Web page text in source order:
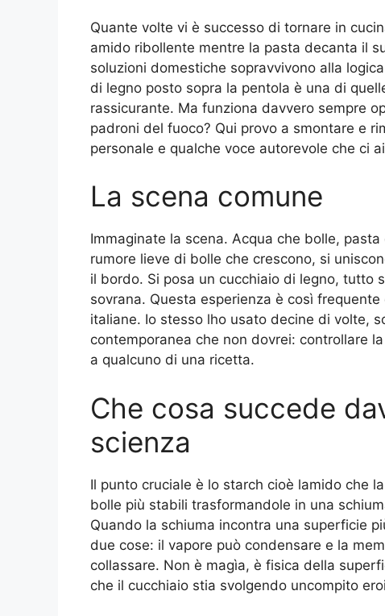
Quante volte vi è successo di tornare in
amido ribollente mentre la pasta decanta il
soluzioni domestiche sopravvivono alla
di legno posto sopra la pentola è una di
rassicurante. Ma funziona davvero sempre
padroni del fuoco? Qui provo a smontare e
personale e qualche voce autorevole che ci
La scena comune
Immaginate la scena. Acqua che bolle,
rumore lieve di bolle che crescono, si
il bordo. Si posa un cucchiaio di legno, tutto
sovrana. Questa esperienza è così
italiane. Io stesso lho usato decine di volte,
contemporanea che non dovrei: controllare
a qualcuno di una ricetta.
Che cosa succede
scienza
Il punto cruciale è lo starch cioè lamido che
bolle più stabili trasformandole in una
Quando la schiuma incontra una superficie
due cose: il vapore può condensare e la
collassare. Non è magìa, è fisica della
che il cucchiaio stia svolgendo uncompito